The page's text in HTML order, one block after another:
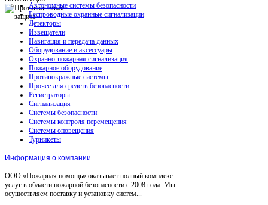
Автономные системы безопасности
Беспроводные охранные сигнализации
Детекторы
Извещатели
Навигация и передача данных
Оборудование и аксессуары
Охранно-пожарная сигнализация
Пожарное оборудование
Противокражные системы
Прочее для средств безопасности
Регистраторы
Сигнализация
Системы безопасности
Системы контроля перемещения
Системы оповещения
Турникеты
Информация о компании
ООО «Пожарная помощь» оказывает полный комплекс
услуг в области пожарной безопасности с 2008 года. Мы
осуществляем поставку и установку систем...